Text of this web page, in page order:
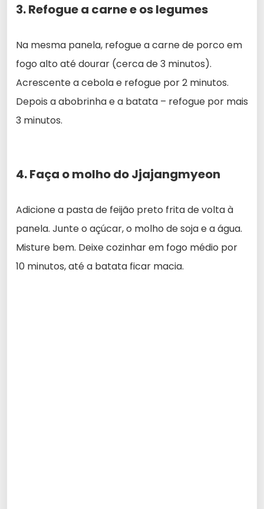
3. Refogue a carne e os legumes
Na mesma panela, refogue a carne de porco em
fogo alto até dourar (cerca de 3 minutos).
Acrescente a cebola e refogue por 2 minutos.
Depois a abobrinha e a batata – refogue por mais
3 minutos.
4. Faça o molho do Jjajangmyeon
Adicione a pasta de feijão preto frita de volta à
panela. Junte o açúcar, o molho de soja e a água.
Misture bem. Deixe cozinhar em fogo médio por
10 minutos, até a batata ficar macia.